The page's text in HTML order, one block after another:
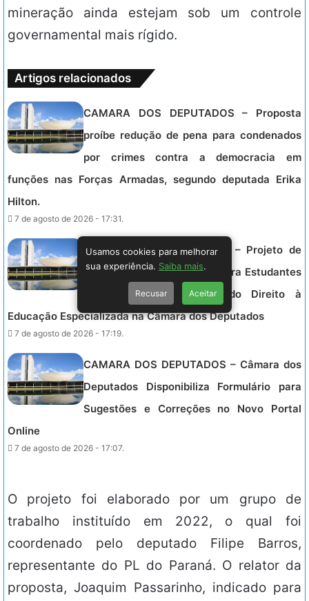
mineração ainda estejam sob um controle
governamental mais rígido.
Artigos relacionados
CAMARA DOS DEPUTADOS – Proposta
proíbe redução de pena para condenados
por crimes contra a democracia em
funções nas Forças Armadas, segundo deputada Erika
Hilton.
7 de agosto de 2026 - 17:31.
CAMARA DOS DEPUTADOS – Projeto de
Lei Inova Inclusão Escolar para Estudantes
com Deficiência, Garantindo Direito à
Educação Especializada na Câmara dos Deputados
7 de agosto de 2026 - 17:19.
CAMARA DOS DEPUTADOS – Câmara dos
Deputados Disponibiliza Formulário para
Sugestões e Correções no Novo Portal
Online
7 de agosto de 2026 - 17:07.
O projeto foi elaborado por um grupo de
trabalho instituído em 2022, o qual foi
coordenado pelo deputado Filipe Barros,
representante do PL do Paraná. O relator da
proposta, Joaquim Passarinho, indicado para
Usamos cookies para melhorar
sua experiência. Saiba mais
Recusar Aceitar